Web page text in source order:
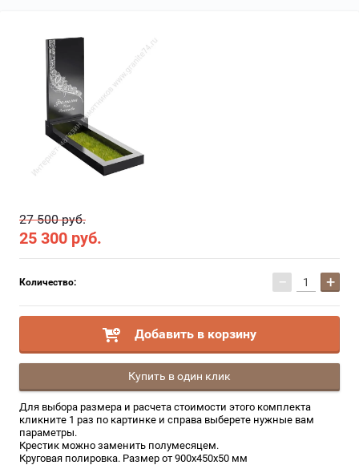
27 500 руб.
25 300 руб.
Количество: − +
Добавить в корзину
Купить в один клик
Для выбора размера и расчета стоимости этого комплекта
кликните 1 раз по картинке и справа выберете нужные вам
параметры.
Крестик можно заменить полумесяцем.
Круговая полировка. Размер от 900х450х50 мм